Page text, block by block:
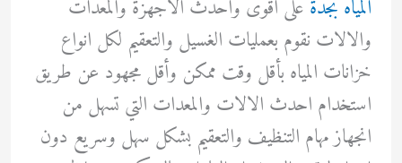
المياه بجدة على أقوى وأحدث الأجهزة والمعدات
والالات نقوم بعمليات الغسيل والتعقيم لكل انواع
خزانات المياه بأقل وقت ممكن وأقل مجهود عن طريق
استخدام احدث الالات والمعدات التي تسهل من
انجهاز مهام التنظيف والتعقيم بشكل سهل وسريع دون